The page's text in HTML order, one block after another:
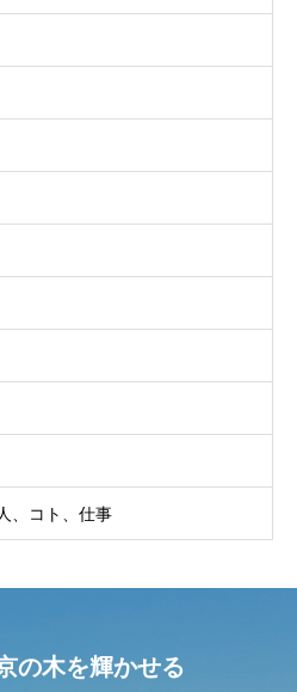
、コト、仕事
の木を輝かせる